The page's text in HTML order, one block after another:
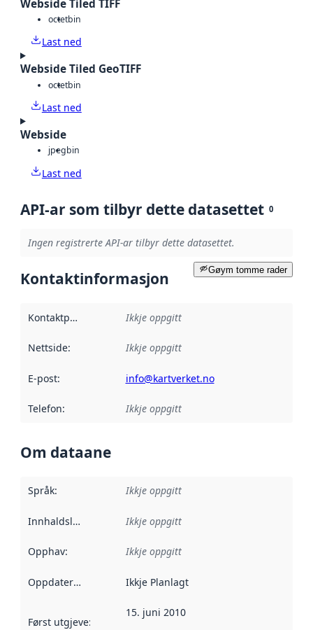
Webside Tiled TIFF
octetbin
Last ned
Webside Tiled GeoTIFF
octetbin
Last ned
Webside
jpegbin
Last ned
API-ar som tilbyr dette datasettet 0
Ingen registrerte API-ar tilbyr dette datasettet.
Gøym tomme rader
Kontaktinformasjon
Kontaktpunkt Ikkje oppgitt
Nettside: Ikkje oppgitt
E-post: info@kartverket.no
Telefon: Ikkje oppgitt
Om dataane
Språk: Ikkje oppgitt
Innhaldsleverandørar :
Ikkje oppgitt
Opphav: Ikkje oppgitt
Oppdateringsfrekvens :
Ikkje Planlagt
Først utgjeve: Denne datoen seier når dataa i dette
15. juni 2010